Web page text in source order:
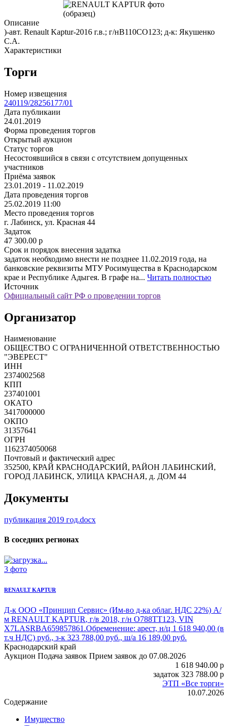
Описание
)-авт. Renault Kaptur-2016 г.в.; г/нВ110СО123; д-к: Якушенко
С.А.
Характеристики
Торги
Номер извещения
240119/28256177/01
Дата публикаии
24.01.2019
Форма проведения торгов
Открытый аукцион
Статус торгов
Несостоявшийся в связи с отсутствием допущенных
участников
Приёма заявок
23.01.2019 - 11.02.2019
Дата проведения торгов
25.02.2019 11:00
Место проведения торгов
г. Лабинск, ул. Красная 44
Задаток
47 300.00 p
Срок и порядок внесения задатка
задаток необходимо внести не позднее 11.02.2019 года, на
банковские реквизиты МТУ Росимущества в Краснодарском
крае и Республике Адыгея. В графе на... Читать полностью
Источник
Официальный сайт РФ о проведении торгов
Организатор
Наименование
ОБЩЕСТВО С ОГРАНИЧЕННОЙ ОТВЕТСТВЕННОСТЬЮ
"ЭВЕРЕСТ"
ИНН
2374002568
КПП
237401001
ОКАТО
3417000000
ОКПО
31357641
ОГРН
1162374050068
Почтовый и фактический адрес
352500, КРАЙ КРАСНОДАРСКИЙ, РАЙОН ЛАБИНСКИЙ,
ГОРОД ЛАБИНСК, УЛИЦА КРАСНАЯ, д. ДОМ 44
Документы
публикация 2019 год.docx
В соседних регионах
3 фото
RENAULT KAPTUR
Д-к ООО «Принцип Сервис» (Им-во д-ка облаг. НДС 22%) А/
м RENAULT KAPTUR, г/в 2018, г/н О788ТТ123, VIN
X7LASRBA659857861.Обременение: арест, н/ц 1 618 940,00 (в
т.ч НДС) руб., з-к 323 788,00 руб., ш/а 16 189,00 руб.
Краснодарский край
Аукцион Подача заявок Прием заявок до 07.08.2026
1 618 940.00 p
задаток 323 788.00 p
ЭТП «Все торги»
10.07.2026
Содержание
Имущество